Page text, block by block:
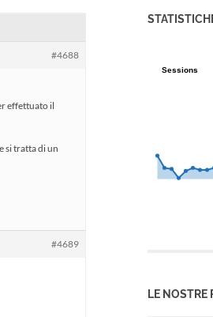
#4688
effettuato il
si tratta di un
#4689
Sessions
Sessions
LE NOSTRE